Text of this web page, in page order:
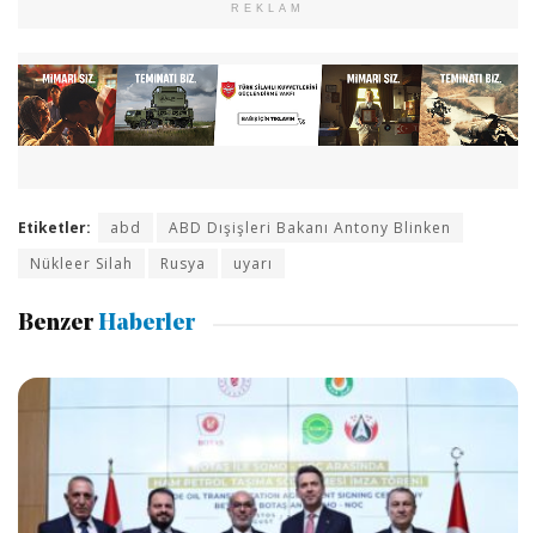
REKLAM
Etiketler: abd
ABD Dışişleri Bakanı Antony Blinken
Nükleer Silah
Rusya uyarı
Benzer Haberler